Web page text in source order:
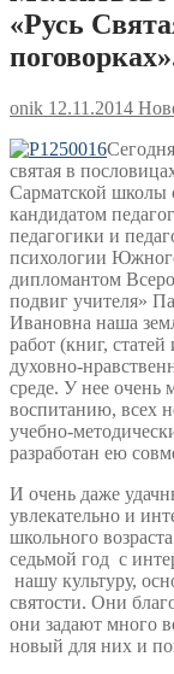
«Русь
onik 12.11.2014
святая в
Сарматской школы
кандидатом
педагогики и
психологии
дипломантом
подвиг учителя»
Ивановна наша
работ (книг,
духовно-
среде. У нее очень
воспитанию, всех
учебно-
разработан ею
И очень даже
увлекательно и
школьного
седьмой год с
нашу культуру,
святости. Они
они задают много
новый для них и